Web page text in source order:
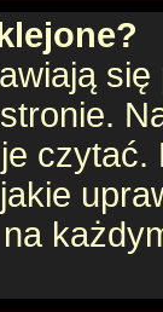
czytać.